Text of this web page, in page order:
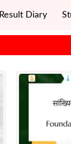
Result Diary